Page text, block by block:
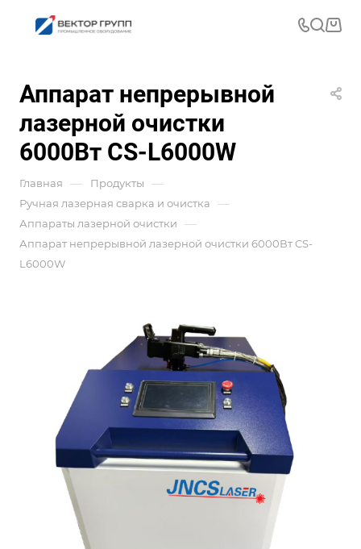
Аппарат непрерывной
лазерной очистки
6000Вт CS-L6000W
Главная — Продукты —
Ручная лазерная сварка и очистка —
Аппараты лазерной очистки —
Аппарат непрерывной лазерной очистки 6000Вт CS-
L6000W